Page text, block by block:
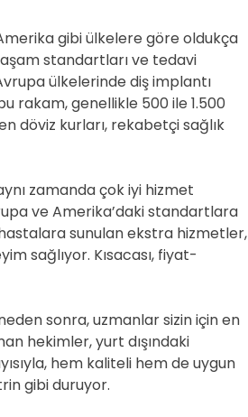
gibi ülkelere göre oldukça
standartları ve tedavi
ülkelerinde diş implantı
rakam, genellikle 500 ile 1.500
döviz kurları, rekabetçi sağlık
zamanda çok iyi hizmet
ve Amerika’daki standartlara
sunulan ekstra hizmetler,
sağlıyor. Kısacası, fiyat-
sonra, uzmanlar sizin için en
hekimler, yurt dışındaki
hem kaliteli hem de uygun
gibi duruyor.